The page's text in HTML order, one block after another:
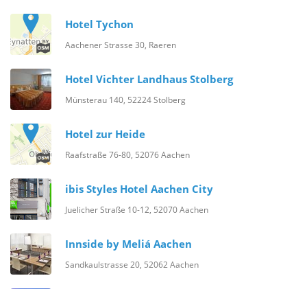
Hotel Tychon
Aachener Strasse 30, Raeren
Hotel Vichter Landhaus Stolberg
Münsterau 140, 52224 Stolberg
Hotel zur Heide
Raafstraße 76-80, 52076 Aachen
ibis Styles Hotel Aachen City
Juelicher Straße 10-12, 52070 Aachen
Innside by Meliá Aachen
Sandkaulstrasse 20, 52062 Aachen